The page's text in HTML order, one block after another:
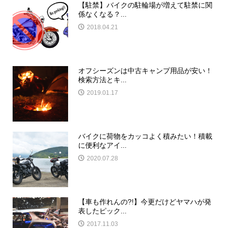
【駐禁】バイクの駐輪場が増えて駐禁に関
係なくなる？...
2018.04.21
オフシーズンは中古キャンプ用品が安い！
検索方法とキ...
2019.01.17
バイクに荷物をカッコよく積みたい！積載
に便利なアイ...
2020.07.28
【車も作れんの?!】今更だけどヤマハが発
表したピック...
2017.11.03